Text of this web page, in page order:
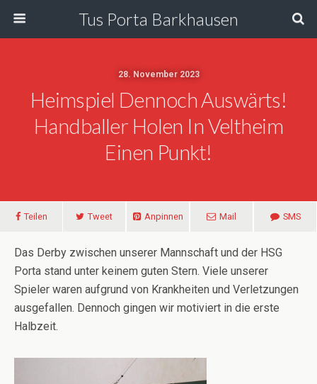
Tus Porta Barkhausen
28. November 2023
Heimspiel Dennoch Auswärts!
Handballer Holen In Veltheim
Einen Punkt!
Teilen Tweet Anpinnen Mail SMS
Das Derby zwischen unserer Mannschaft und der HSG
Porta stand unter keinem guten Stern. Viele unserer
Spieler waren aufgrund von Krankheiten und Verletzungen
ausgefallen. Dennoch gingen wir motiviert in die erste
Halbzeit.